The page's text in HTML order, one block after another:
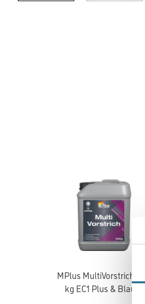
MPlus MultiVorstrich 10,0
kg EC1 Plus & Blauer